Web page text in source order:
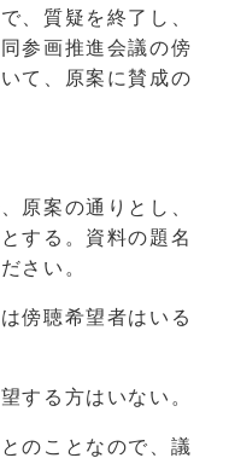
、質疑を終了し、
参画推進会議の傍
て、原案に賛成の
原案の通りとし、
する。資料の題名
さい。
傍聴希望者はいる
する方はいない。
のことなので、議